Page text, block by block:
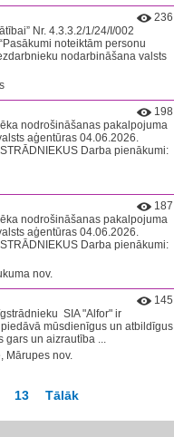
236
Nr. 4.3.3.2/1/24/I/002
noteiktām personu
nodarbināšana valsts
198
nodrošināšanas pakalpojuma
aģentūras 04.06.2026.
Darba pienākumi:
187
nodrošināšanas pakalpojuma
aģentūras 04.06.2026.
Darba pienākumi:
nov.
145
SIA "Alfor" ir
mūsdienīgus un atbildīgus
gars un aizrautība ...
Mārupes nov.
13 Tālāk